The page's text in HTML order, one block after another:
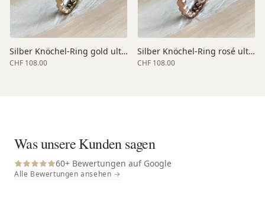
Silber Knöchel-Ring gold ultra-dünn
CHF 108.00
Silber Knöchel-Ring rosé ultra-dünn
CHF 108.00
Was unsere Kunden sagen
60+ Bewertungen auf Google
Alle Bewertungen ansehen →